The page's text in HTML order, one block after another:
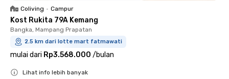
Coliving • Campur
Kost Rukita 79A Kemang
Bangka, Mampang Prapatan
2.5 km dari lotte mart fatmawati
mulai dari Rp3.568.000 /bulan
Lihat info lebih banyak